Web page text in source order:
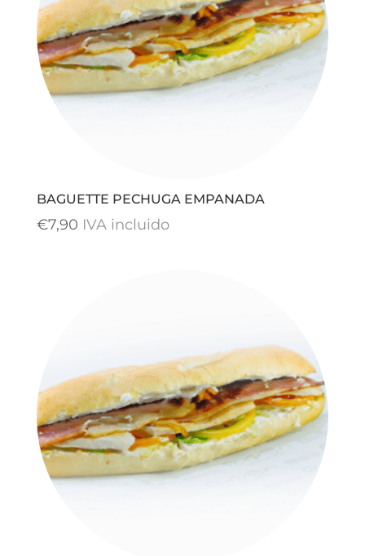
BAGUETTE PECHUGA EMPANADA
€7,90 IVA incluido